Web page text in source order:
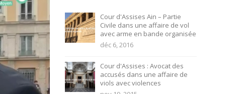
Cour d'Assises Ain – Partie
Civile dans une affaire de vol
avec arme en bande organisée
déc 6, 2016
Cour d'Assises : Avocat des
accusés dans une affaire de
viols avec violences